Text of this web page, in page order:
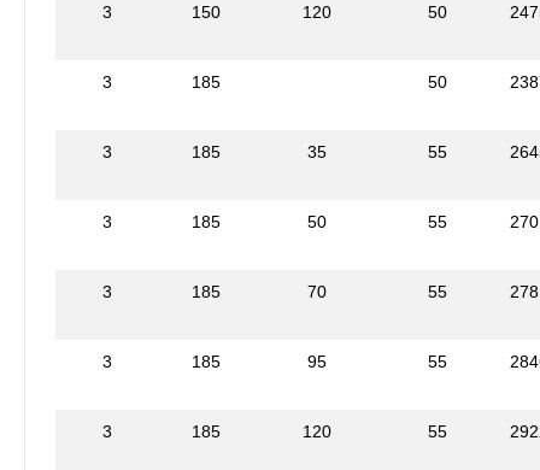
3 150 120 50
3 185 50
3 185 35 55
3 185 50 55
3 185 70 55
3 185 95 55
3 185 120 55